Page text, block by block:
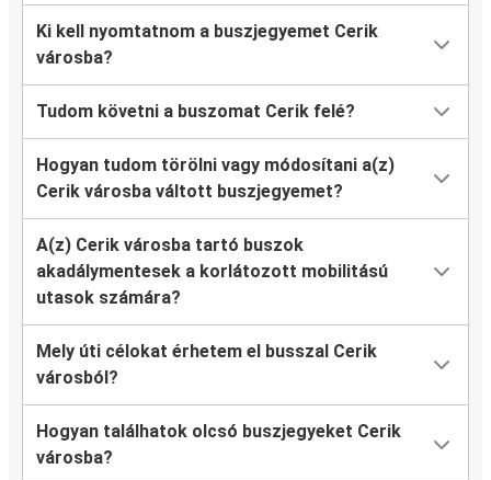
Ki kell nyomtatnom a buszjegyemet Cerik
városba?
Tudom követni a buszomat Cerik felé?
Hogyan tudom törölni vagy módosítani a(z)
Cerik városba váltott buszjegyemet?
A(z) Cerik városba tartó buszok
akadálymentesek a korlátozott mobilitású
utasok számára?
Mely úti célokat érhetem el busszal Cerik
városból?
Hogyan találhatok olcsó buszjegyeket Cerik
városba?